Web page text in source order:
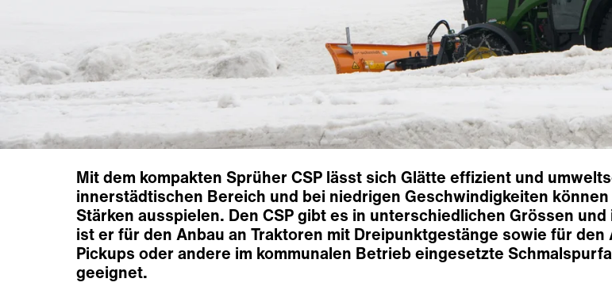
Mit dem kompakten Sprüher CSP lässt sich Glätte effizient und
innerstädtischen Bereich und bei niedrigen Geschwindigkeiten
Stärken ausspielen. Den CSP gibt es in unterschiedlichen Grössen
ist er für den Anbau an Traktoren mit Dreipunktgestänge sowie für
Pickups oder andere im kommunalen Betrieb eingesetzte
geeignet.